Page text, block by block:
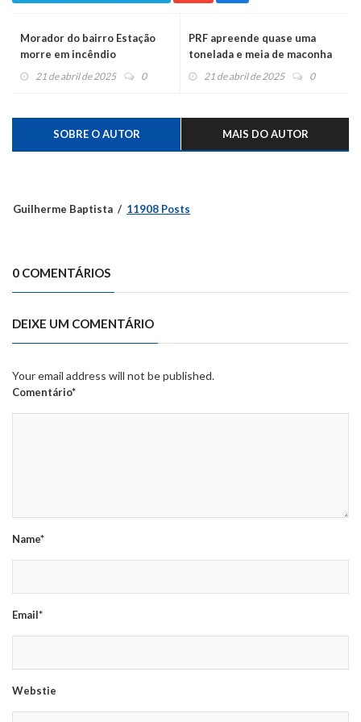
Morador do bairro Estação
morre em incêndio
21 de abril de 2025 0
PRF apreende quase uma
tonelada e meia de maconha
escondida em carreta
21 de abril de 2025 0
SOBRE O AUTOR MAIS DO AUTOR
Guilherme Baptista 11908 Posts
0 COMENTÁRIOS
DEIXE UM COMENTÁRIO
Your email address will not be published.
Comentário*
Name*
Email*
Webstie